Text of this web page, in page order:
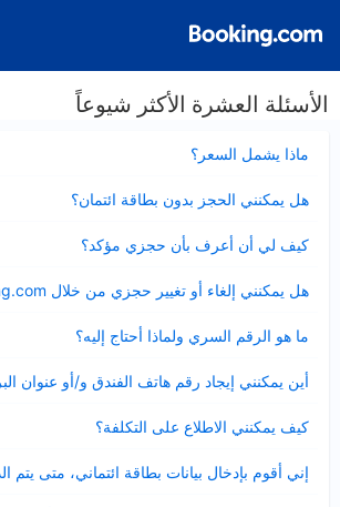
الأسئلة العشرة الأكثر شيوعاً
ماذا يشمل السعر؟
مصغر
هل يمكنني الحجز بدون بطاقة ائتمان؟
مصغر
كيف لي أن أعرف بأن حجزي مؤكد؟
مصغر
هل يمكنني إلغاء أو تغيير حجزي من خلال Booking.com؟
مصغر
ما هو الرقم السري ولماذا أحتاج إليه؟
مصغر
أين يمكنني إيجاد رقم هاتف الفندق و/أو عنوان
عرض
مصغر
كيف يمكنني الاطلاع على التكلفة؟
مصغر
إني أقوم بإدخال بيانات بطاقة ائتماني، متى يتم
مصغر